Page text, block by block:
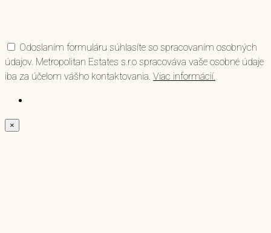
Odoslaním formuláru súhlasíte so spracovaním osobných
údajov. Metropolitan Estates s.r.o spracováva vaše osobné údaje
iba za účelom vášho kontaktovania. Viac informácií.
×